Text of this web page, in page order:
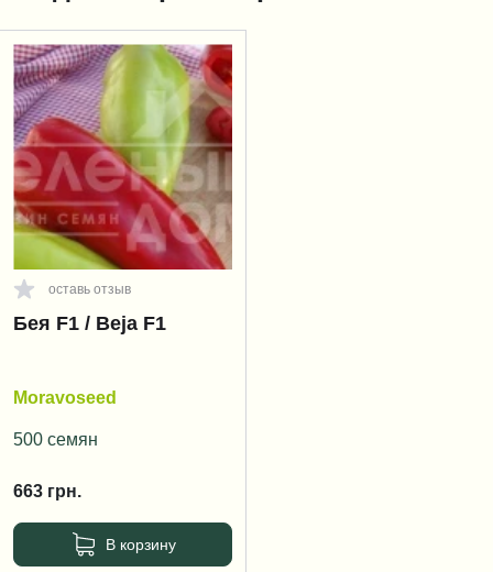
оставь отзыв
Бея F1 / Beja F1
Moravoseed
500 семян
663 грн.
В корзину